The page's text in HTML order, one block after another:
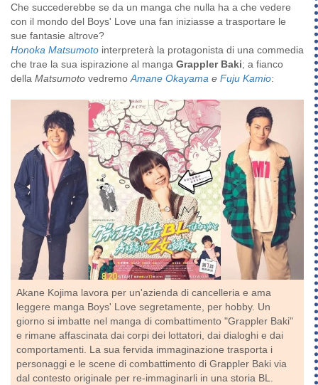
Che succederebbe se da un manga che nulla ha a che vedere
con il mondo del Boys' Love una fan iniziasse a trasportare le
sue fantasie altrove?
Honoka Matsumoto interpreterà la protagonista di una commedia
che trae la sua ispirazione al manga Grappler Baki; a fianco
della Matsumoto vedremo Amane Okayama e Fuju Kamio:
Akane Kojima lavora per un'azienda di cancelleria e ama
leggere manga Boys' Love segretamente, per hobby. Un
giorno si imbatte nel manga di combattimento "Grappler Baki"
e rimane affascinata dai corpi dei lottatori, dai dialoghi e dai
comportamenti. La sua fervida immaginazione trasporta i
personaggi e le scene di combattimento di Grappler Baki via
dal contesto originale per re-immaginarli in una storia BL.